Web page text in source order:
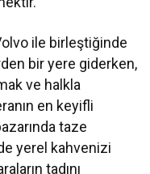
ile birleştiğinde
bir yere giderken,
ve halkla
en keyifli
taze
yerel kahvenizi
tadını